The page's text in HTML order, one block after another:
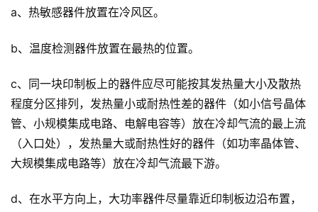
a、热敏感器件放置在冷风区。
b、温度检测器件放置在最热的位置。
c、同一块印制板上的器件应尽可能按其发热量大小及散热
程度分区排列，发热量小或耐热性差的器件（如小信号晶体
管、小规模集成电路、电解电容等）放在冷却气流的最上流
（入口处），发热量大或耐热性好的器件（如功率晶体管、
大规模集成电路等）放在冷却气流最下游。
d、在水平方向上，大功率器件尽量靠近印制板边沿布置，